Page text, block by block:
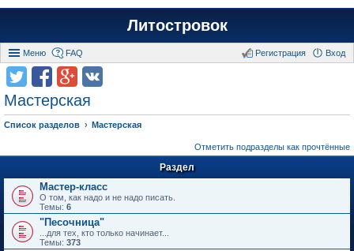
Литостровок
Меню FAQ Вход
Регистрация
Мастерская
Список разделов Мастерская
Отметить подразделы как прочтённые
Раздел
Мастер-класс
О том, как надо и не надо писать.
Темы: 6
"Песочница"
...для тех, кто только начинает...
Темы: 373